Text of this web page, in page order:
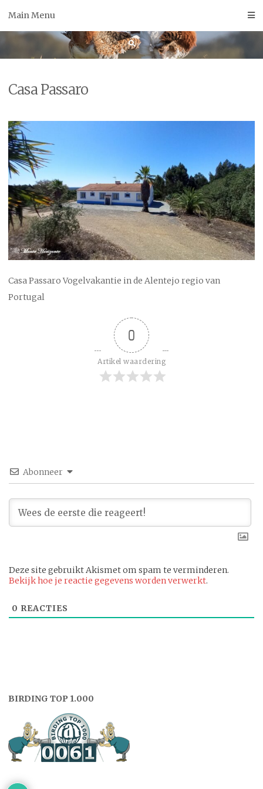
Main Menu
Casa Passaro
Casa Passaro Vogelvakantie in de Alentejo regio van
Portugal
0
Artikel waardering
Abonneer
Deze site gebruikt Akismet om spam te verminderen.
Bekijk hoe je reactie gegevens worden verwerkt.
0 REACTIES
BIRDING TOP 1.000